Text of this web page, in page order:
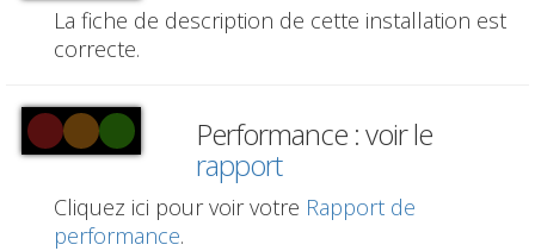
La fiche de description de cette installation est
correcte.
Performance : voir le
rapport
Cliquez ici pour voir votre Rapport de
performance.